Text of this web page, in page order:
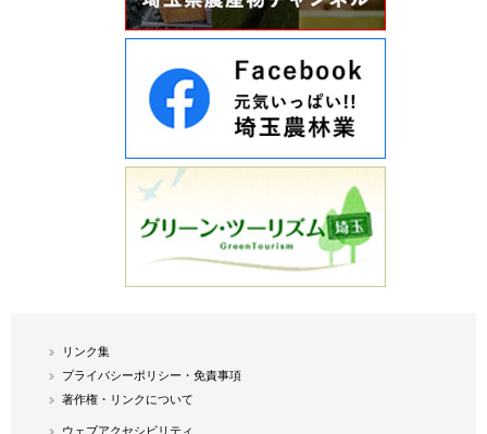
リンク集
プライバシーポリシー・免責事項
著作権・リンクについて
ウェブアクセシビリティ